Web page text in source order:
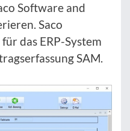
Software and
Saco
das ERP-System
SAM.